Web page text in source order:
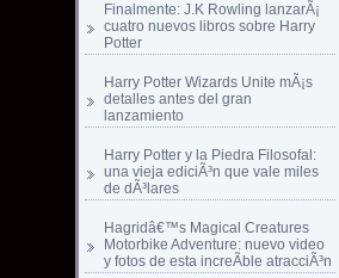
Finalmente: J.K Rowling lanzarÃ¡
cuatro nuevos libros sobre Harry
Potter
Harry Potter Wizards Unite mÃ¡s
detalles antes del gran
lanzamiento
Harry Potter y la Piedra Filosofal:
una vieja ediciÃ³n que vale miles
de dÃ³lares
Hagridâ€™s Magical Creatures
Motorbike Adventure: nuevo video
y fotos de esta increÃ­ble atracciÃ³n